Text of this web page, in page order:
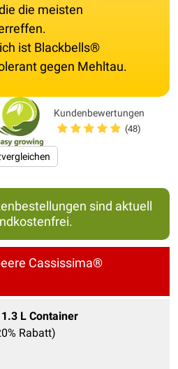
die meisten
ist Blackbells®
gegen Mehltau.
Kundenbewertungen
(48)
vergleichen
sind aktuell
Cassissima®
L Container
Rabatt)